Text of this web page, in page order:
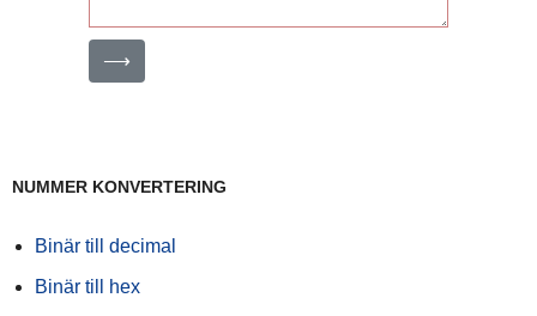
⟶
NUMMER KONVERTERING
Binär till decimal
Binär till hex